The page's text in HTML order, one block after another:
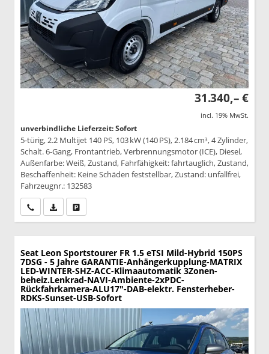
31.340,– €
incl. 19% MwSt.
unverbindliche Lieferzeit: Sofort
5-türig, 2.2 Multijet 140 PS, 103 kW (140 PS), 2.184 cm³, 4 Zylinder,
Schalt. 6-Gang, Frontantrieb, Verbrennungsmotor (ICE), Diesel,
Außenfarbe: Weiß, Zustand, Fahrfähigkeit: fahrtauglich, Zustand,
Beschaffenheit: Keine Schäden feststellbar, Zustand: unfallfrei,
Fahrzeugnr.: 132583
Wir rufen Sie anPDF-Datei, Fahrzeugexposé drucken
Seat Leon Sportstourer FR 1.5 eTSI Mild-Hybrid 150PS
7DSG - 5 Jahre GARANTIE-Anhängerkupplung-MATRIX
LED-WINTER-SHZ-ACC-Klimaautomatik 3Zonen-
beheiz.Lenkrad-NAVI-Ambiente-2xPDC-
Rückfahrkamera-ALU17"-DAB-elektr. Fensterheber-
RDKS-Sunset-USB-Sofort